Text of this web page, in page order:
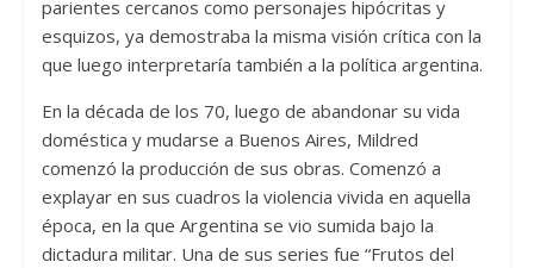
parientes cercanos como personajes hipócritas y
esquizos, ya demostraba la misma visión crítica con la
que luego interpretaría también a la política argentina.
En la década de los 70, luego de abandonar su vida
doméstica y mudarse a Buenos Aires, Mildred
comenzó la producción de sus obras. Comenzó a
explayar en sus cuadros la violencia vivida en aquella
época, en la que Argentina se vio sumida bajo la
dictadura militar. Una de sus series fue “Frutos del